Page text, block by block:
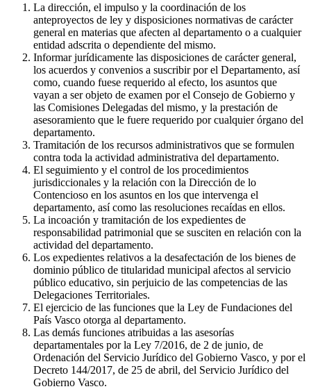
La dirección, el impulso y la coordinación de los
anteproyectos de ley y disposiciones normativas de carácter
general en materias que afecten al departamento o a cualquier
entidad adscrita o dependiente del mismo.
Informar jurídicamente las disposiciones de carácter general,
los acuerdos y convenios a suscribir por el Departamento, así
como, cuando fuese requerido al efecto, los asuntos que
vayan a ser objeto de examen por el Consejo de Gobierno y
las Comisiones Delegadas del mismo, y la prestación de
asesoramiento que le fuere requerido por cualquier órgano del
departamento.
Tramitación de los recursos administrativos que se formulen
contra toda la actividad administrativa del departamento.
El seguimiento y el control de los procedimientos
jurisdiccionales y la relación con la Dirección de lo
Contencioso en los asuntos en los que intervenga el
departamento, así como las resoluciones recaídas en ellos.
La incoación y tramitación de los expedientes de
responsabilidad patrimonial que se susciten en relación con la
actividad del departamento.
Los expedientes relativos a la desafectación de los bienes de
dominio público de titularidad municipal afectos al servicio
público educativo, sin perjuicio de las competencias de las
Delegaciones Territoriales.
El ejercicio de las funciones que la Ley de Fundaciones del
País Vasco otorga al departamento.
Las demás funciones atribuidas a las asesorías
departamentales por la Ley 7/2016, de 2 de junio, de
Ordenación del Servicio Jurídico del Gobierno Vasco, y por el
Decreto 144/2017, de 25 de abril, del Servicio Jurídico del
Gobierno Vasco.